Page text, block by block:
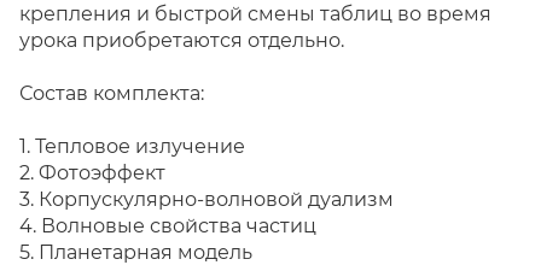
крепления и быстрой смены таблиц во время
урока приобретаются отдельно.
Состав комплекта:
1. Тепловое излучение
2. Фотоэффект
3. Корпускулярно-волновой дуализм
4. Волновые свойства частиц
5. Планетарная модель